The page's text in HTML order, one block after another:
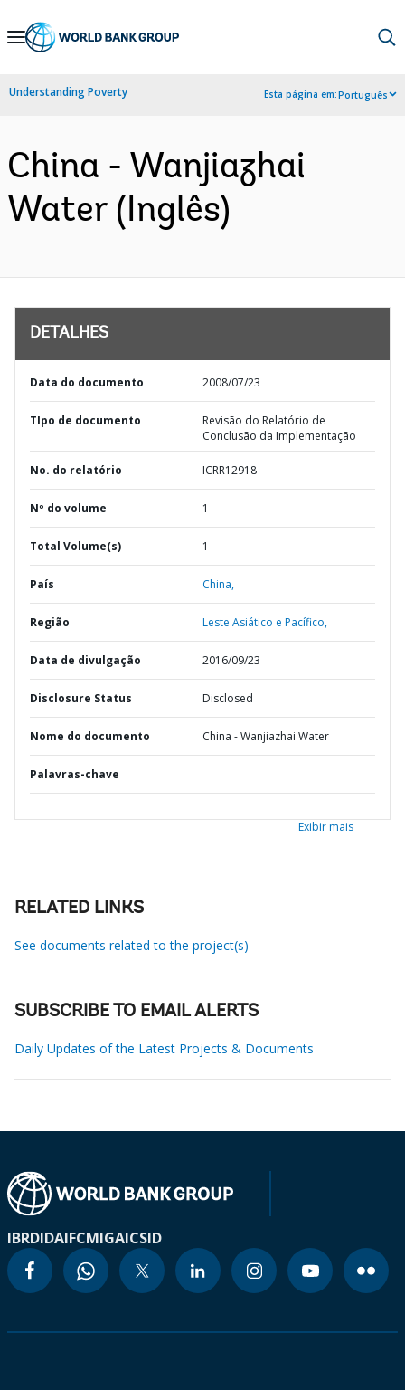
Skip
Navigation
Understanding Poverty Esta página em:Português
China - Wanjiazhai
Water (Inglês)
DETALHES
Data do documento 2008/07/23
TIpo de documento
Revisão do Relatório de
Conclusão da Implementação
No. do relatório ICRR12918
Nº do volume 1
Total Volume(s) 1
País China,
Região Leste Asiático e Pacífico,
Data de divulgação 2016/09/23
Disclosure Status Disclosed
Nome do documento China - Wanjiazhai Water
Palavras-chave
Exibir mais
RELATED LINKS
See documents related to the project(s)
SUBSCRIBE TO EMAIL ALERTS
Daily Updates of the Latest Projects & Documents
IBRDIDAIFCMIGAICSID